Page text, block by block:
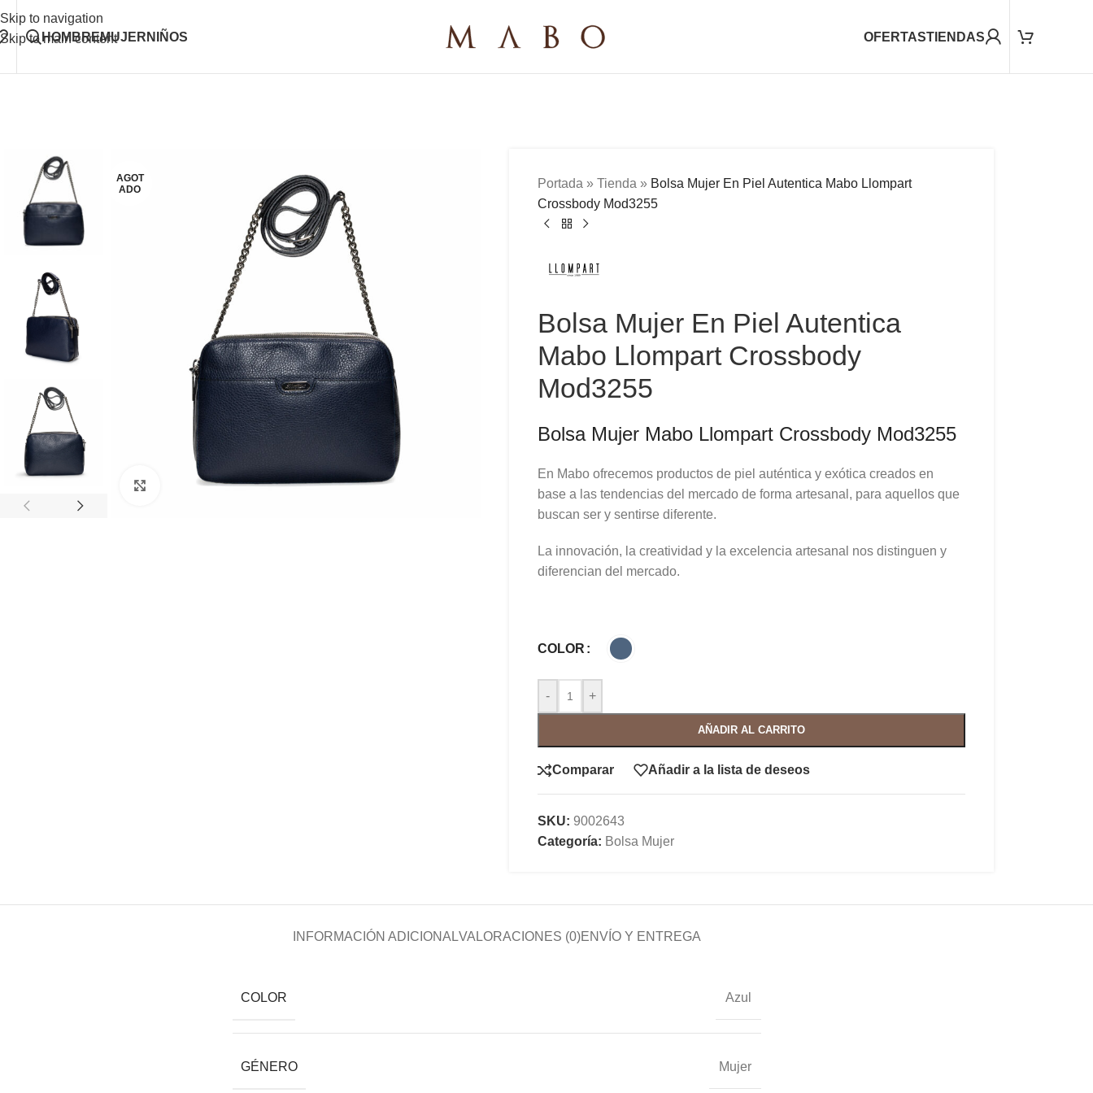
Skip to navigation
Skip to main content
HOMBREMUJER NIÑOS OFERTASTIENDAS
AGOT
ADO
Clic para ampliar
Portada » Tienda » Bolsa Mujer En Piel Autentica Mabo Llompart
Crossbody Mod3255
Bolsa Mujer En Piel Autentica
Mabo Llompart Crossbody
Mod3255
Bolsa Mujer Mabo Llompart Crossbody Mod3255
En Mabo ofrecemos productos de piel auténtica y exótica creados en
base a las tendencias del mercado de forma artesanal, para aquellos que
buscan ser y sentirse diferente.
La innovación, la creatividad y la excelencia artesanal nos distinguen y
diferencian del mercado.
COLOR
- +
AÑADIR AL CARRITO
Comparar Añadir a la lista de deseos
SKU: 9002643
Categoría: Bolsa Mujer
INFORMACIÓN ADICIONALVALORACIONES (0)ENVÍO Y ENTREGA
COLOR Azul
GÉNERO Mujer